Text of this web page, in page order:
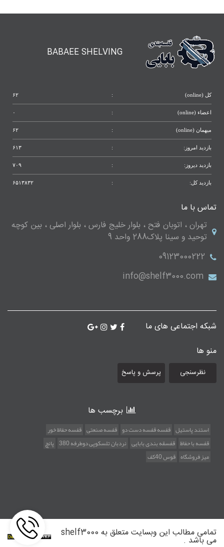
BABAEE SHELVING
کل (online) : ۶۲
اعضاء (online) : ۰
میهمان (online) : ۶۲
بازدید امروز: : ۶۱۳
بازدید دیروز: : ۷۰۹
بازدید کل: : ۶۵۱۳۸۳۲
تماس با ما
تهران ، اتوبان فتح ، بلوار خلیج فارس ، بلوار اصلی ، بین کوچه
توحید و سینا پلاک288 واحد 9
09123000222
info@shelf3000.com
شبکه اجتماعی های ما
منو ها
نظرسنجی پرسش و پاسخ
برچسب ها
استند پاستیل قفسه قفسه دست دو قفسه صنعتی قفسه حفاظ خور
قفسه با حفاظ قفسقه بندی بابایی نردبان تلسکوپی دوطرفه 380
پانچ
میز فروشگاه قوس 40کف
تمامی مطالب این وبسایت متعلق به shelf3000
می باشد .